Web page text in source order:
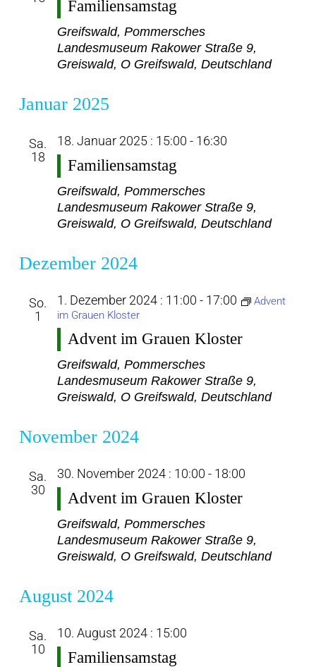
Familiensamstag
Greifswald, Pommersches
Landesmuseum Rakower Straße 9,
Greiswald, O Greifswald, Deutschland
Januar 2025
Sa.
18
18. Januar 2025 : 15:00 - 16:30
Familiensamstag
Greifswald, Pommersches
Landesmuseum Rakower Straße 9,
Greiswald, O Greifswald, Deutschland
Dezember 2024
So.
1
1. Dezember 2024 : 11:00 - 17:00
Advent
im Grauen Kloster
Advent im Grauen Kloster
Greifswald, Pommersches
Landesmuseum Rakower Straße 9,
Greiswald, O Greifswald, Deutschland
November 2024
Sa.
30
30. November 2024 : 10:00 - 18:00
Advent im Grauen Kloster
Greifswald, Pommersches
Landesmuseum Rakower Straße 9,
Greiswald, O Greifswald, Deutschland
August 2024
Sa.
10
10. August 2024 : 15:00
Familiensamstag